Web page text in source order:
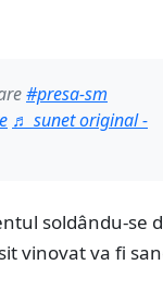
#presa-sm
♬ sunet original -
soldându-se
vinovat va fi